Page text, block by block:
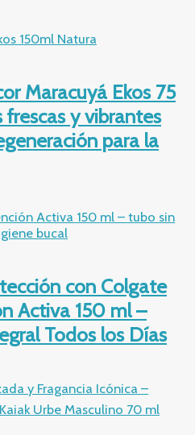
Maracuyá Ekos 75
frescas y vibrantes
para la
con Colgate
Activa 150 ml –
Todos los Días